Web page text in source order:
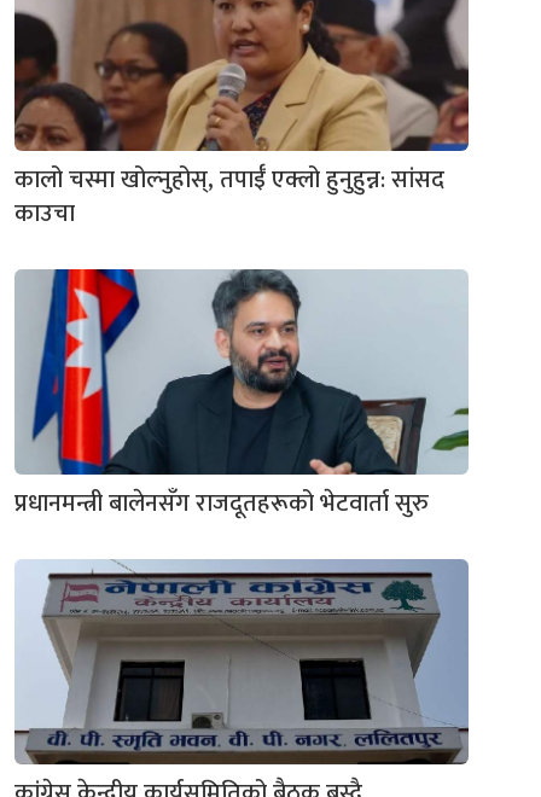
कालो चस्मा खोल्नुहोस्, तपाईँ एक्लो हुनुहुन्न: सांसद
काउचा
प्रधानमन्त्री बालेनसँग राजदूतहरूको भेटवार्ता सुरु